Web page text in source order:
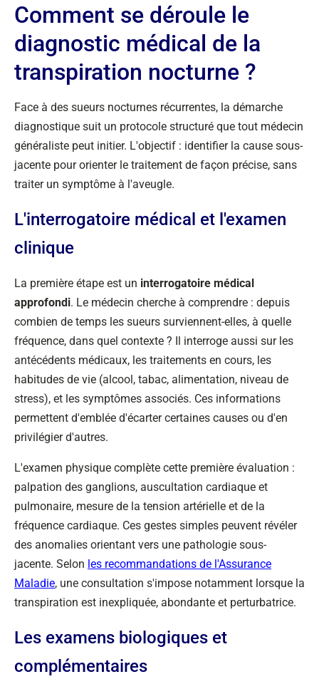
Comment se déroule le
diagnostic médical de la
transpiration nocturne ?
Face à des sueurs nocturnes récurrentes, la démarche
diagnostique suit un protocole structuré que tout médecin
généraliste peut initier. L'objectif : identifier la cause sous-
jacente pour orienter le traitement de façon précise, sans
traiter un symptôme à l'aveugle.
L'interrogatoire médical et l'examen
clinique
La première étape est un interrogatoire médical
approfondi. Le médecin cherche à comprendre : depuis
combien de temps les sueurs surviennent-elles, à quelle
fréquence, dans quel contexte ? Il interroge aussi sur les
antécédents médicaux, les traitements en cours, les
habitudes de vie (alcool, tabac, alimentation, niveau de
stress), et les symptômes associés. Ces informations
permettent d'emblée d'écarter certaines causes ou d'en
privilégier d'autres.
L'examen physique complète cette première évaluation :
palpation des ganglions, auscultation cardiaque et
pulmonaire, mesure de la tension artérielle et de la
fréquence cardiaque. Ces gestes simples peuvent révéler
des anomalies orientant vers une pathologie sous-
jacente. Selon les recommandations de l'Assurance
Maladie, une consultation s'impose notamment lorsque la
transpiration est inexpliquée, abondante et perturbatrice.
Les examens biologiques et
complémentaires